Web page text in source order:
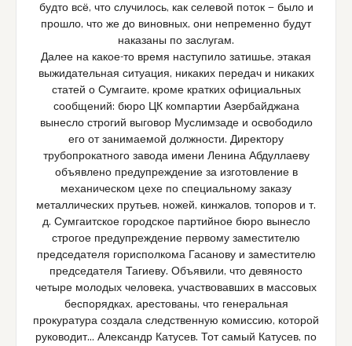
будто всё, что случилось, как селевой поток — было и
прошло, что же до виновных, они непременно будут
наказаны по заслугам.
Далее на какое-то время наступило затишье, этакая
выжидательная ситуация, никаких передач и никаких
статей о Сумгаите, кроме кратких официальных
сообщений: бюро ЦК компартии Азербайджана
вынесло строгий выговор Муслимзаде и освободило
его от занимаемой должности. Директору
трубопрокатного завода имени Ленина Абдуллаеву
объявлено предупреждение за изготовление в
механическом цехе по специальному заказу
металлических прутьев, ножей, кинжалов, топоров и т.
д. Сумгаитское городское партийное бюро вынесло
строгое предупреждение первому заместителю
председателя горисполкома Гасанову и заместителю
председателя Тагиеву. Объявили, что девяносто
четыре молодых человека, участвовавших в массовых
беспорядках, арестованы, что генеральная
прокуратура создала следственную комиссию, которой
руководит… Александр Катусев. Тот самый Катусев, по